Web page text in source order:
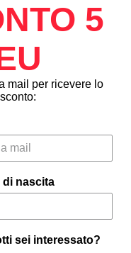
5
mail per ricevere lo
sconto:
di nascita
sei interessato?